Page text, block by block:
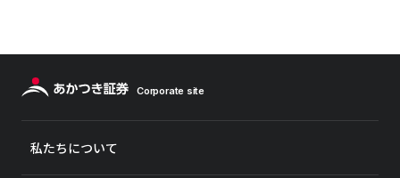
ニュース
Group Site
Corporate site
私たちについて